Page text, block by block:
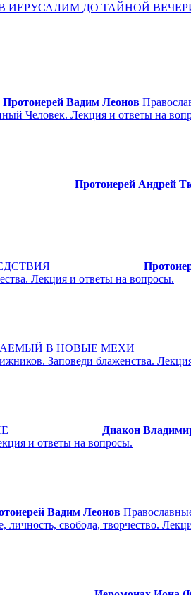
ИЕРУСАЛИМ ДО ТАЙНОЙ
Протоиерей Вадим Леонов
Человек. Лекция и ответы на
Протоиерей Андрей
Лекция и ответы на вопросы.
В НОВЫЕ МЕХИ
Заповеди блаженства.
Диакон
и ответы на вопросы.
Вадим Леонов
личность, свобода, творчество.